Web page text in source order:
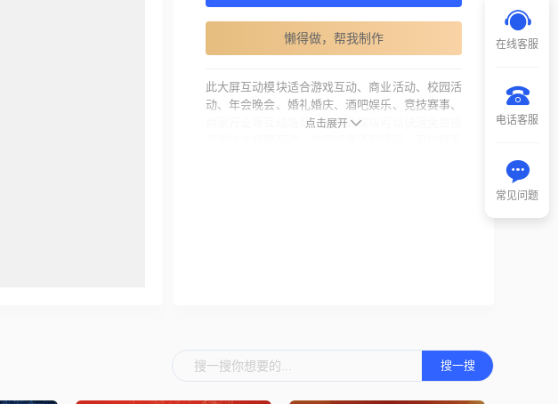
懒得做，帮我制作
此大屏互动模块适合游戏互动、商业活动、校园活
动、年会晚会、婚礼婚庆、酒吧娱乐、竞技赛事、
商家开业等互动场景，使用此模块可以快速免费搭
的合法权利，情节严重者将依法追究其法律责任，
互动酷不承担出现权利纠纷时的任何责任。
点击展开
搜一搜
在线客服
电话客服
常见问题